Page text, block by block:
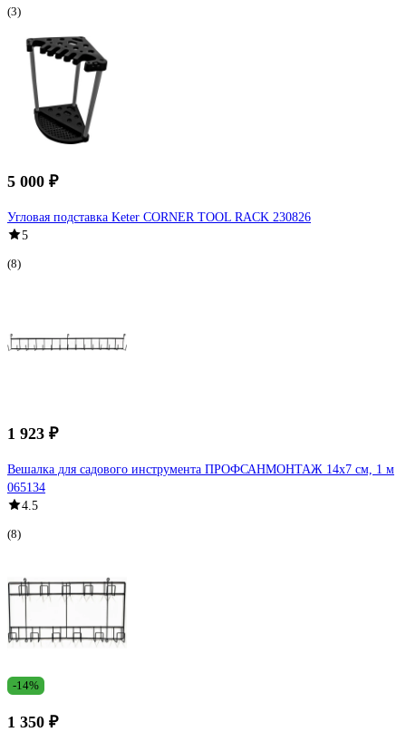
(3)
5 000 ₽
Угловая подставка Keter CORNER TOOL RACK 230826
5
(8)
1 923 ₽
Вешалка для садового инструмента ПРОФСАНМОНТАЖ 14х7 см, 1 м
065134
4.5
(8)
-14%
1 350 ₽